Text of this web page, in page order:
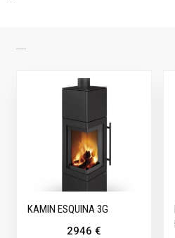
KAMIN ESQUINA 3G
2946 €